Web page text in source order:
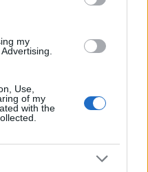
my
Use,
of my
with the
και πως
ότι υπάρχουν
υποχρεωθεί ο
και ΝΕΑΡ